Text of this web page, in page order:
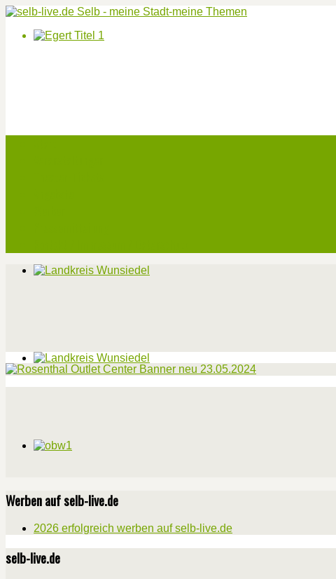
Werben auf selb-live.de
2026 erfolgreich werben auf selb-live.de
selb-live.de